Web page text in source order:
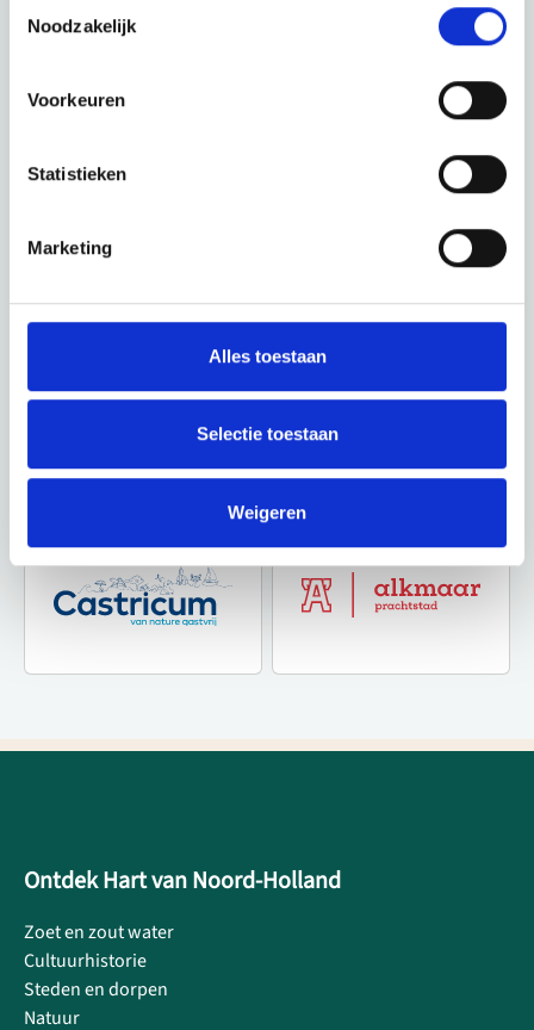
Noodzakelijk
Voorkeuren
Statistieken
Marketing
Alles toestaan
Selectie toestaan
Weigeren
Bekijk ook eens
Ontdek de rest van de regio! Bekijk de andere websites om te
zien wat deze prachtige omgeving nog meer te bieden heeft.
Ontdek Hart van Noord-Holland
Zoet en zout water
Cultuurhistorie
Steden en dorpen
Natuur